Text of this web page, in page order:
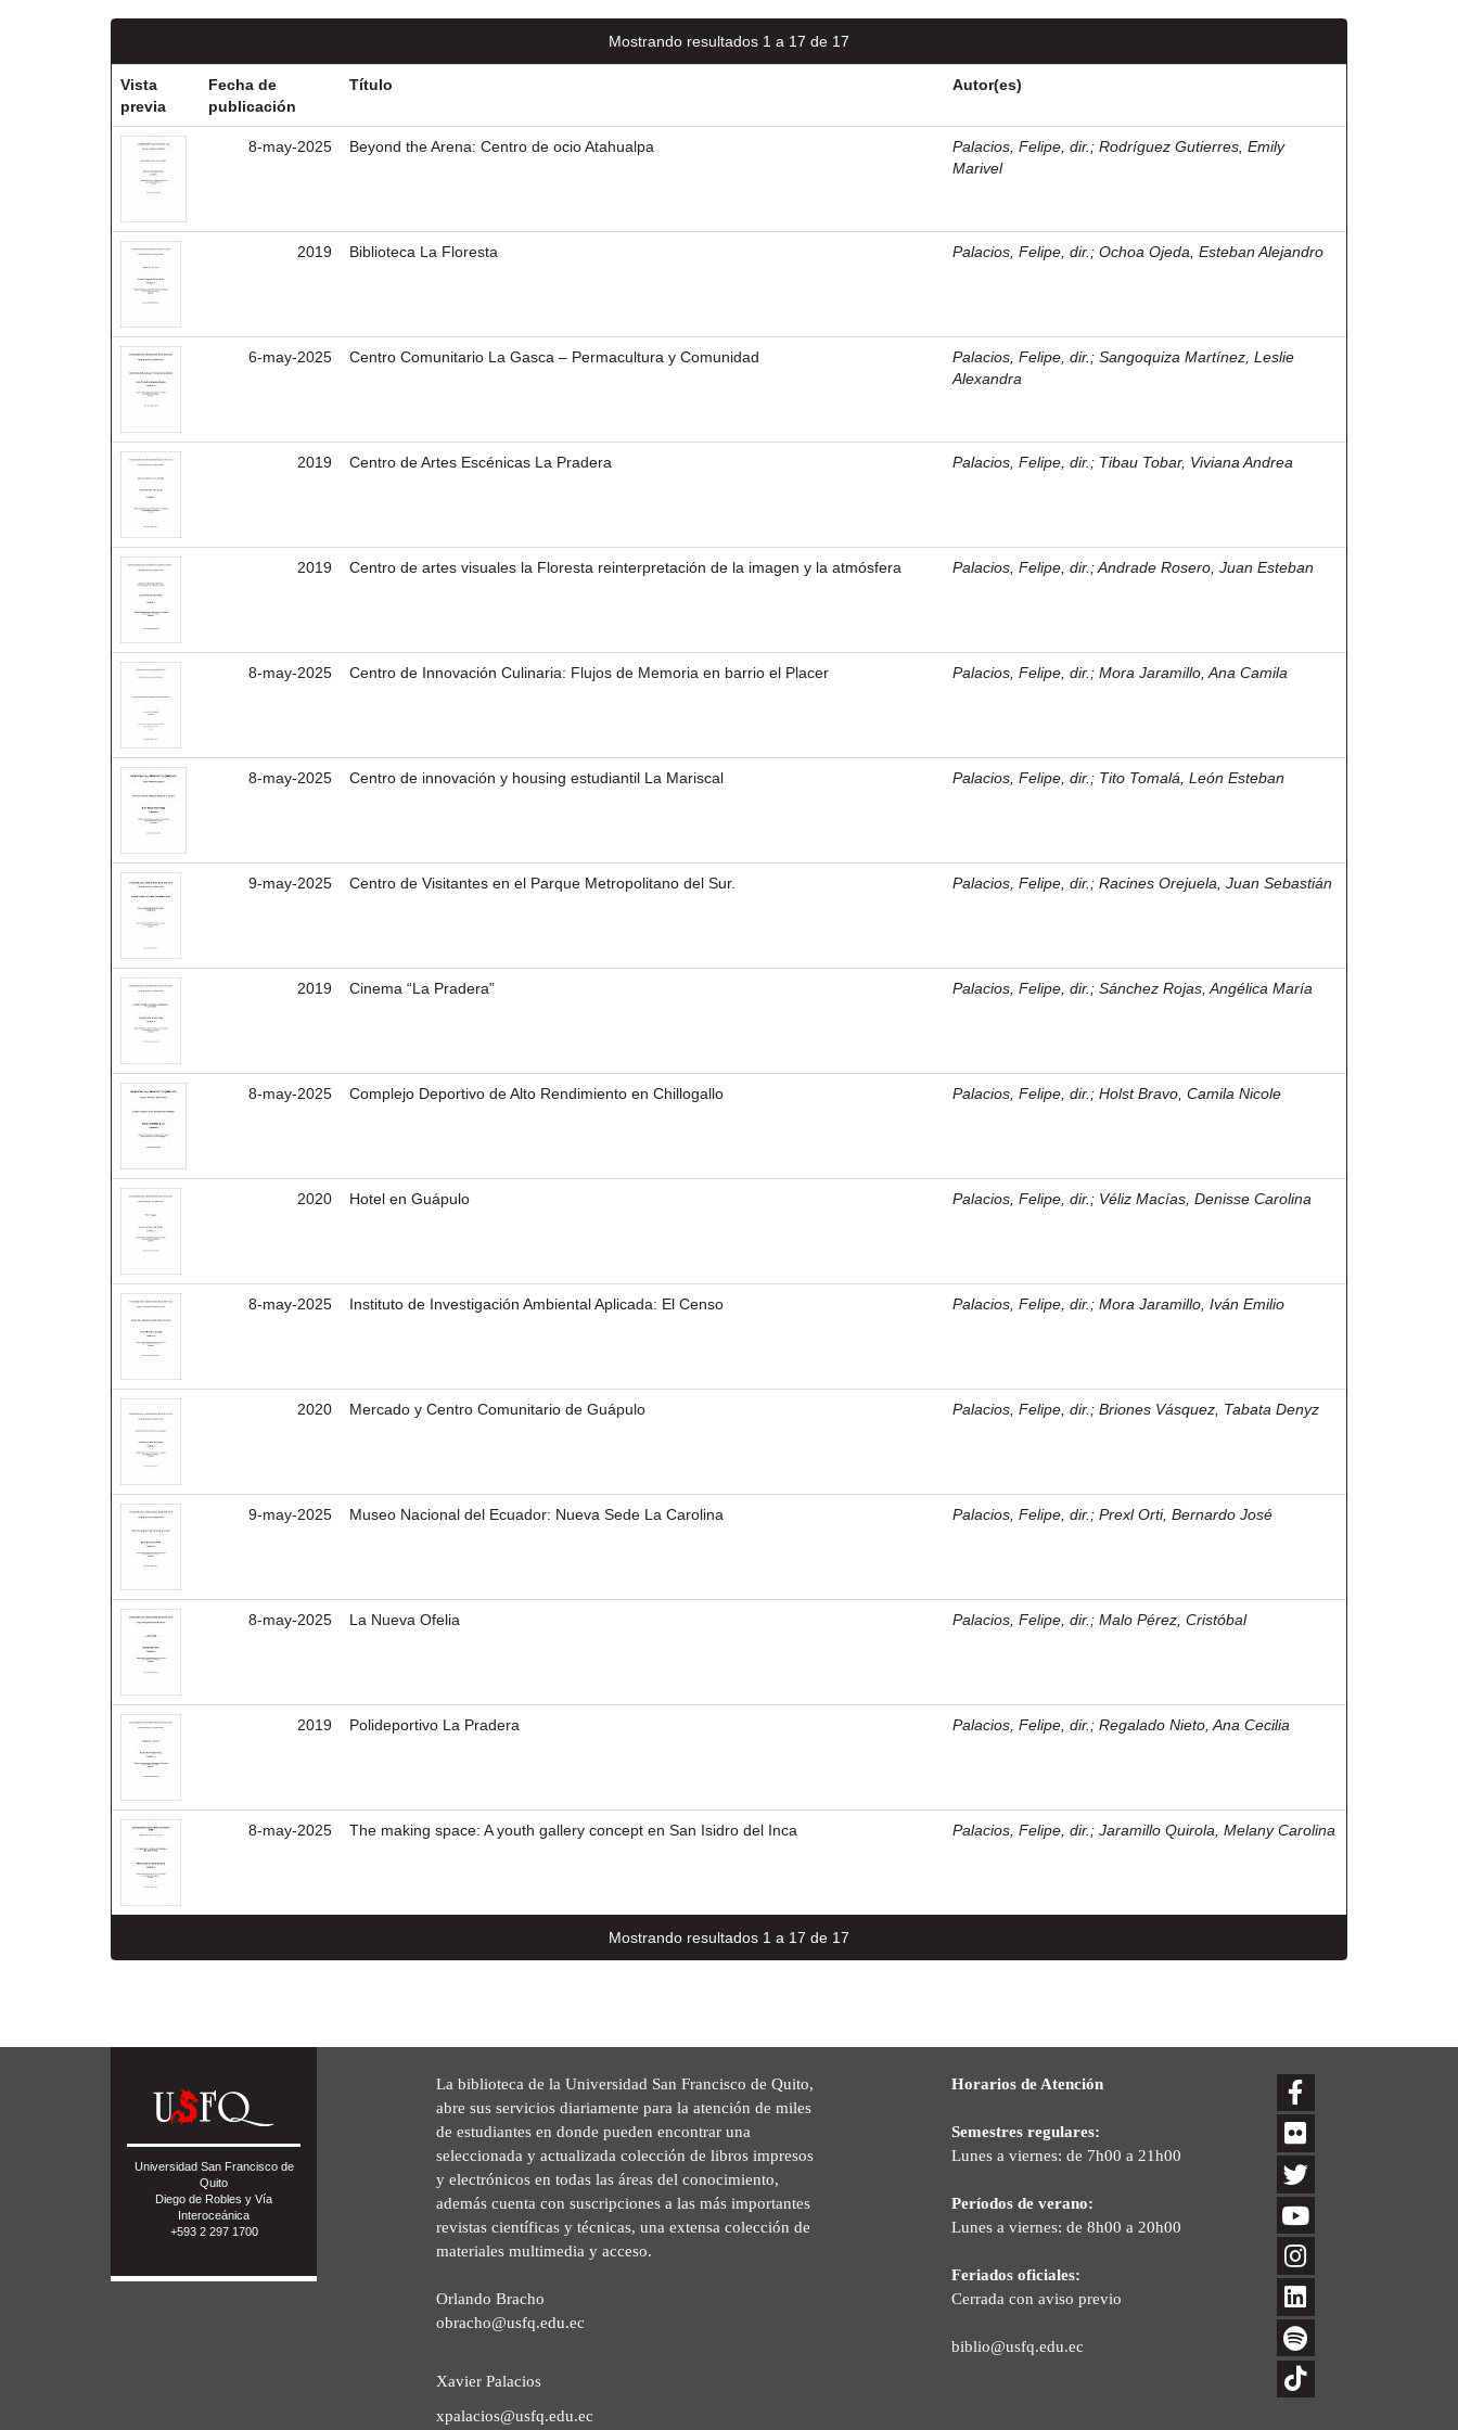
Mostrando resultados 1 a 17 de 17
Vista
previa
Fecha de
publicación
Título Autor(es)
8-may-2025 Beyond the Arena: Centro de ocio Atahualpa Palacios, Felipe, dir. ; Rodríguez Gutierres, Emily
Marivel
2019 Biblioteca La Floresta Palacios, Felipe, dir. ; Ochoa Ojeda, Esteban Alejandro
6-may-2025 Centro Comunitario La Gasca – Permacultura y Comunidad Palacios, Felipe, dir. ; Sangoquiza Martínez, Leslie
Alexandra
2019 Centro de Artes Escénicas La Pradera Palacios, Felipe, dir. ; Tibau Tobar, Viviana Andrea
2019 Centro de artes visuales la Floresta reinterpretación de la imagen y la atmósfera Palacios, Felipe, dir. ;Andrade Rosero, Juan Esteban
8-may-2025 Centro de Innovación Culinaria: Flujos de Memoria en barrio el Placer Palacios, Felipe, dir. ; Mora Jaramillo, Ana Camila
8-may-2025 Centro de innovación y housing estudiantil La Mariscal Palacios, Felipe, dir. ; Tito Tomalá, León Esteban
9-may-2025 Centro de Visitantes en el Parque Metropolitano del Sur. Palacios, Felipe, dir. ; Racines Orejuela, Juan Sebastián
2019 Cinema “La Pradera” Palacios, Felipe, dir. ; Sánchez Rojas, Angélica María
8-may-2025 Complejo Deportivo de Alto Rendimiento en Chillogallo Palacios, Felipe, dir. ; Holst Bravo, Camila Nicole
2020 Hotel en Guápulo Palacios, Felipe, dir. ; Véliz Macías, Denisse Carolina
8-may-2025 Instituto de Investigación Ambiental Aplicada: El Censo Palacios, Felipe, dir. ; Mora Jaramillo, Iván Emilio
2020 Mercado y Centro Comunitario de Guápulo Palacios, Felipe, dir. ; Briones Vásquez, Tabata Denyz
9-may-2025 Museo Nacional del Ecuador: Nueva Sede La Carolina Palacios, Felipe, dir. ; Prexl Orti, Bernardo José
8-may-2025 La Nueva Ofelia Palacios, Felipe, dir. ; Malo Pérez, Cristóbal
2019 Polideportivo La Pradera Palacios, Felipe, dir. ; Regalado Nieto, Ana Cecilia
8-may-2025 The making space: A youth gallery concept en San Isidro del Inca Palacios, Felipe, dir. ; Jaramillo Quirola, Melany Carolina
Mostrando resultados 1 a 17 de 17
Universidad San Francisco de
Quito
Diego de Robles y Vía
Interoceánica
+593 2 297 1700
La biblioteca de la Universidad San Francisco de Quito,
abre sus servicios diariamente para la atención de miles
de estudiantes en donde pueden encontrar una
seleccionada y actualizada colección de libros impresos
y electrónicos en todas las áreas del conocimiento,
además cuenta con suscripciones a las más importantes
revistas científicas y técnicas, una extensa colección de
materiales multimedia y acceso.
Orlando Bracho
obracho@usfq.edu.ec
Xavier Palacios
xpalacios@usfq.edu.ec
Horarios de Atención
Semestres regulares:
Lunes a viernes: de 7h00 a 21h00
Períodos de verano:
Lunes a viernes: de 8h00 a 20h00
Feriados oficiales:
Cerrada con aviso previo
biblio@usfq.edu.ec